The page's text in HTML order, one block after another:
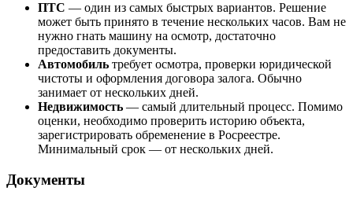
ПТС — один из самых быстрых вариантов. Решение
может быть принято в течение нескольких часов. Вам не
нужно гнать машину на осмотр, достаточно
предоставить документы.
Автомобиль требует осмотра, проверки юридической
чистоты и оформления договора залога. Обычно
занимает от нескольких дней.
Недвижимость — самый длительный процесс. Помимо
оценки, необходимо проверить историю объекта,
зарегистрировать обременение в Росреестре.
Минимальный срок — от нескольких дней.
Документы